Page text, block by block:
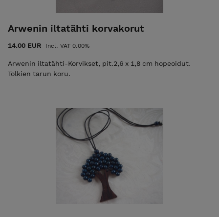
Arwenin iltatähti korvakorut
14.00 EUR Incl. VAT 0.00%
Arwenin iltatähti-Korvikset, pit.2,6 x 1,8 cm hopeoidut.
Tolkien tarun koru.